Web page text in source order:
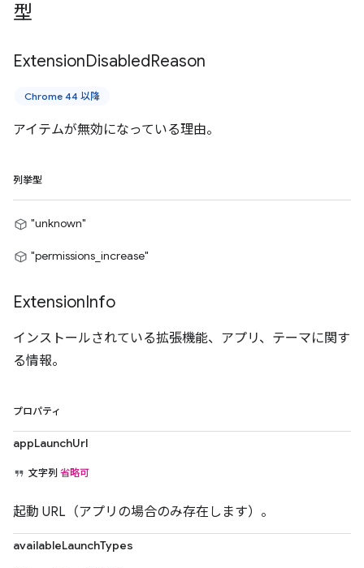
型
ExtensionDisabledReason
Chrome 44 以降
アイテムが無効になっている理由。
列挙型
"unknown"
"permissions_increase"
ExtensionInfo
インストールされている拡張機能、アプリ、テーマに関す
る情報。
プロパティ
appLaunchUrl
文字列 省略可
起動 URL（アプリの場合のみ存在します）。
availableLaunchTypes